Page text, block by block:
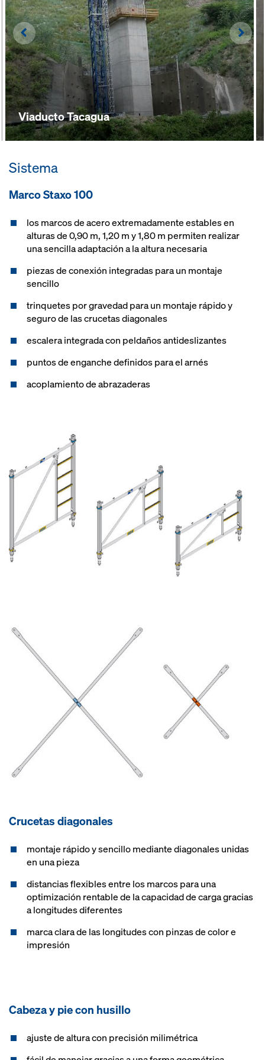
Viaducto Tacagua
Left
Sistema
Marco Staxo 100
los marcos de acero extremadamente estables en
alturas de 0,90 m, 1,20 m y 1,80 m permiten realizar
una sencilla adaptación a la altura necesaria
piezas de conexión integradas para un montaje
sencillo
trinquetes por gravedad para un montaje rápido y
seguro de las crucetas diagonales
escalera integrada con peldaños antideslizantes
puntos de enganche definidos para el arnés
acoplamiento de abrazaderas
Crucetas diagonales
montaje rápido y sencillo mediante diagonales unidas
en una pieza
distancias flexibles entre los marcos para una
optimización rentable de la capacidad de carga gracias
a longitudes diferentes
marca clara de las longitudes con pinzas de color e
impresión
Cabeza y pie con husillo
ajuste de altura con precisión milimétrica